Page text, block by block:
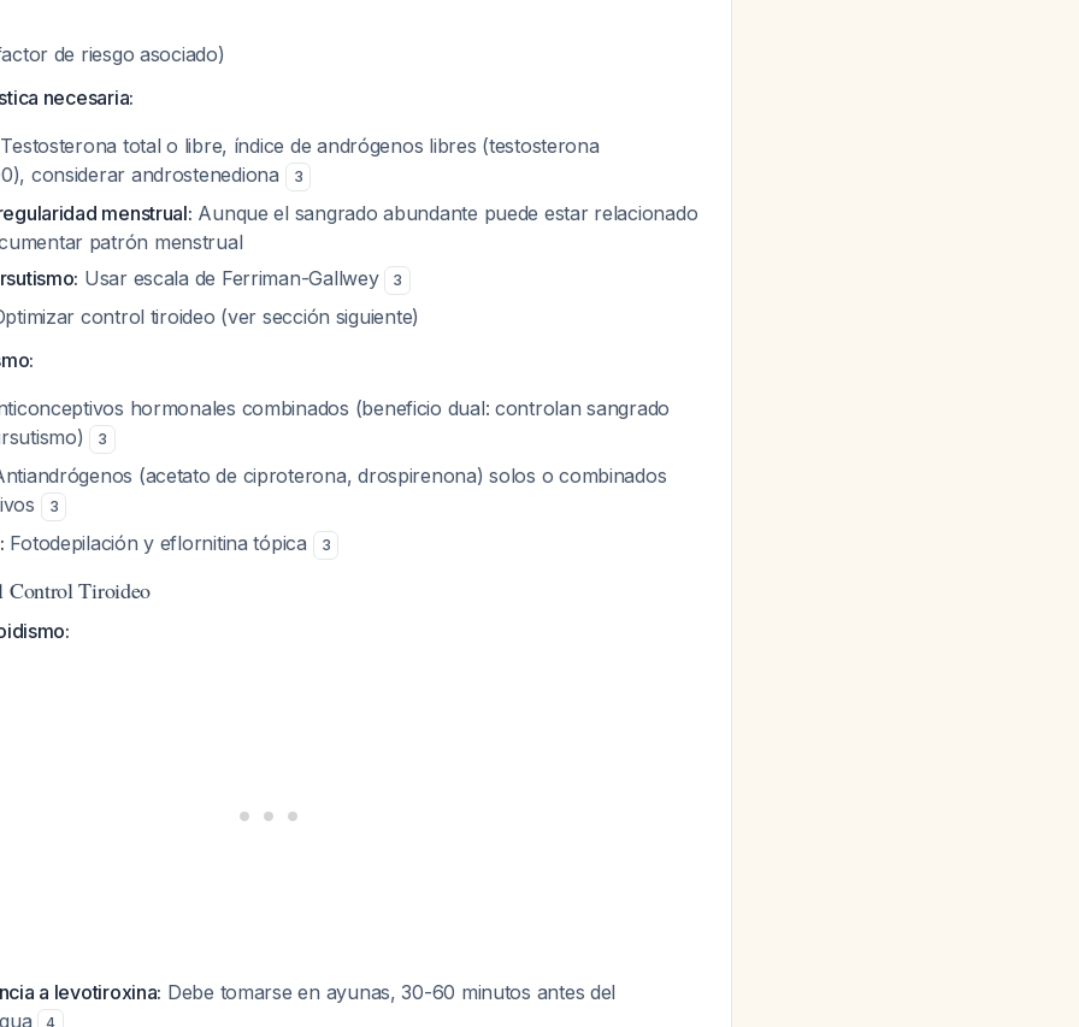
de riesgo asociado)
necesaria:
Testosterona total o libre, índice de andrógenos libres (testosterona
considerar androstenediona
3
menstrual: Aunque el sangrado abundante puede estar relacionado
patrón menstrual
Usar escala de Ferriman-Gallwey 3
control tiroideo (ver sección siguiente)
hormonales combinados (beneficio dual: controlan sangrado
3
(acetato de ciproterona, drospirenona) solos o combinados
3
Fotodepilación y eflornitina tópica 3
Control Tiroideo
a levotiroxina: Debe tomarse en ayunas, 30-60 minutos antes del
4